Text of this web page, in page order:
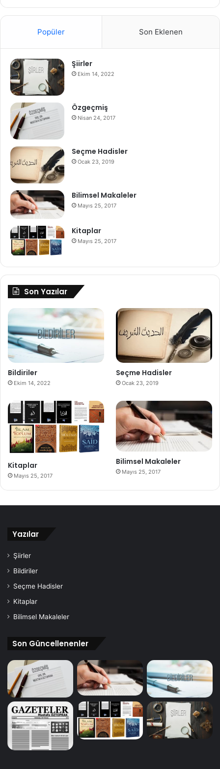
Popüler Son Eklenen
Şiirler
Ekim 14, 2022
Özgeçmiş
Nisan 24, 2017
Seçme Hadisler
Ocak 23, 2019
Bilimsel Makaleler
Mayıs 25, 2017
Kitaplar
Mayıs 25, 2017
Son Yazılar
Bildiriler
Ekim 14, 2022
Seçme Hadisler
Ocak 23, 2019
Kitaplar
Mayıs 25, 2017
Bilimsel Makaleler
Mayıs 25, 2017
Yazılar
Şiirler
Bildiriler
Seçme Hadisler
Kitaplar
Bilimsel Makaleler
Son Güncellenenler